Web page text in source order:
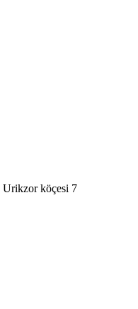
Urikzor köçesi 7